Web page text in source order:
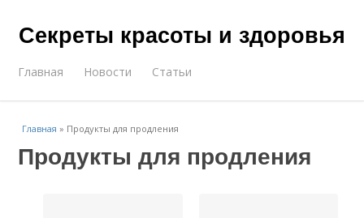
Секреты красоты и здоровья
Главная Новости Статьи
Главная » Продукты для продления
Продукты для продления